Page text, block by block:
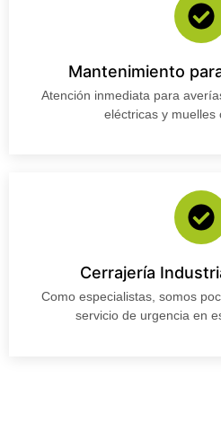
Mantenimiento
Atención inmediata para
eléctricas y muelles
Cerrajería
Como especialistas, somos
servicio de urgencia en